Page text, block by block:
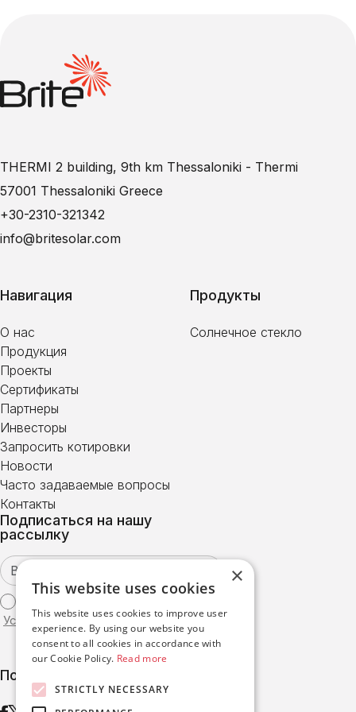
THERMI 2 building, 9th km Thessaloniki - Thermi
57001 Thessaloniki Greece
+30-2310-321342
info@britesolar.com
Навигация
О нас
Продукция
Проекты
Сертификаты
Партнеры
Инвесторы
Запросить котировки
Новости
Часто задаваемые вопросы
Контакты
Продукты
Солнечное стекло
Подписаться на нашу
рассылку
Условиями использования
Подписаться
×
This website uses cookies
This website uses cookies to improve user
experience. By using our website you
consent to all cookies in accordance with
our Cookie Policy. Read more
STRICTLY NECESSARY